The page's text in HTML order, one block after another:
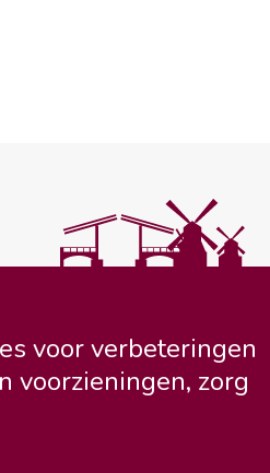
voor verbeteringen
voorzieningen, zorg